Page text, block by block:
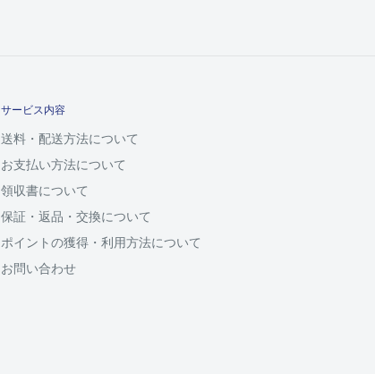
サービス内容
送料・配送方法について
お支払い方法について
領収書について
保証・返品・交換について
ポイントの獲得・利用方法について
お問い合わせ